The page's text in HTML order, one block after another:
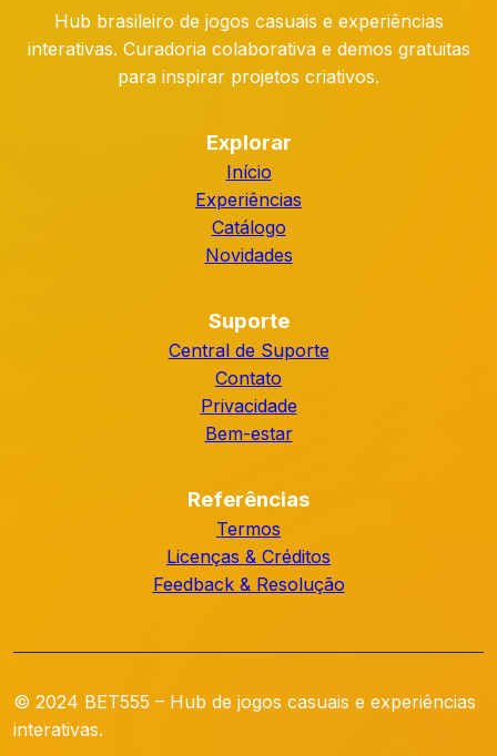
Hub brasileiro de jogos casuais e experiências
interativas. Curadoria colaborativa e demos gratuitas
para inspirar projetos criativos.
Explorar
Início
Experiências
Catálogo
Novidades
Suporte
Central de Suporte
Contato
Privacidade
Bem-estar
Referências
Termos
Licenças & Créditos
Feedback & Resolução
© 2024 BET555 – Hub de jogos casuais e experiências
interativas.